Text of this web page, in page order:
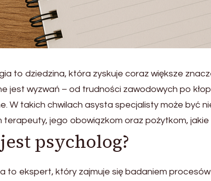
to dziedzina, która zyskuje coraz większe
jest wyzwań – od trudności zawodowych po
W takich chwilach asysta specjalisty może być
terapeuty, jego obowiązkom oraz pożytkom, jakie
psycholog?
to ekspert, który zajmuje się badaniem